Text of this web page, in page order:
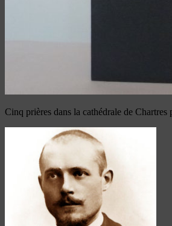
Cinq prières dans la cathédrale de Chartres